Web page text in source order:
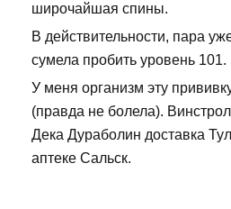
широчайшая спины.
В действительности, пара
сумела пробить уровень 101.
У меня организм эту
(правда не болела).
Дека Дураболин доставка
аптеке Сальск.